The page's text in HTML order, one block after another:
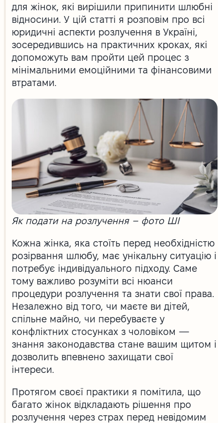
для жінок, які вирішили припинити шлюбні
відносини. У цій статті я розповім про всі
юридичні аспекти розлучення в Україні,
зосередившись на практичних кроках, які
допоможуть вам пройти цей процес з
мінімальними емоційними та фінансовими
втратами.
Як подати на розлучення – фото ШІ
Кожна жінка, яка стоїть перед необхідністю
розірвання шлюбу, має унікальну ситуацію і
потребує індивідуального підходу. Саме
тому важливо розуміти всі нюанси
процедури розлучення та знати свої права.
Незалежно від того, чи маєте ви дітей,
спільне майно, чи перебуваєте у
конфліктних стосунках з чоловіком —
знання законодавства стане вашим щитом і
дозволить впевнено захищати свої
інтереси.
Протягом своєї практики я помітила, що
багато жінок відкладають рішення про
розлучення через страх перед невідомим